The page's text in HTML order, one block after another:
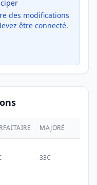
des modifications
être connecté.
MAJORÉ
33€